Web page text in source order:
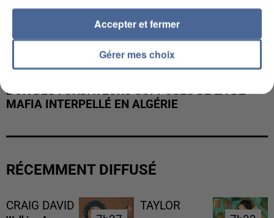
L’UN DES FONDATEURS SUPPOSÉS DE LA DZ
MAFIA INTERPELLÉ EN ALGÉRIE
RÉCEMMENT DIFFUSÉ
CRAIG DAVID
TAYLOR
Gérer mes choix
Accepter et fermer